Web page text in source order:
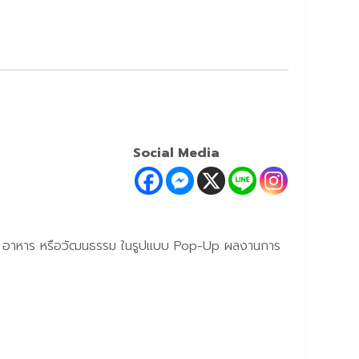
Social Media
าหาร หรือวัฒนธรรม ในรูปแบบ Pop-Up ผลงานการ